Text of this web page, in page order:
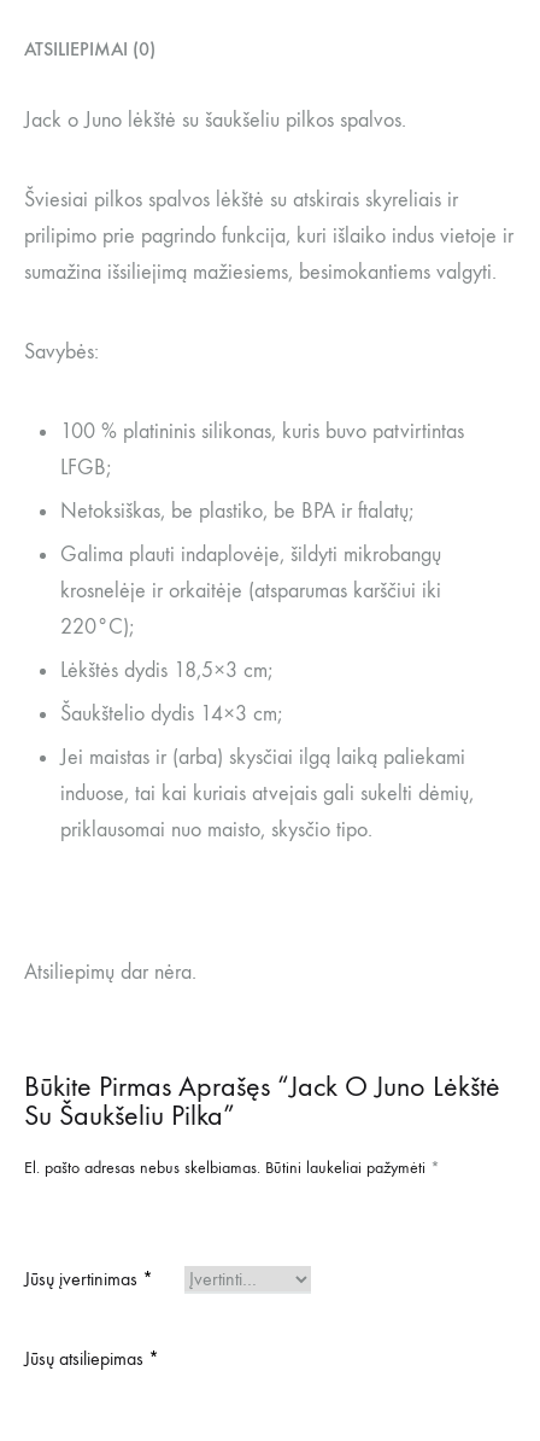
ATSILIEPIMAI (0)
Jack o Juno lėkštė su šaukšeliu pilkos spalvos.
Šviesiai pilkos spalvos lėkštė su atskirais skyreliais ir
prilipimo prie pagrindo funkcija, kuri išlaiko indus vietoje ir
sumažina išsiliejimą mažiesiems, besimokantiems valgyti.
Savybės:
100 % platininis silikonas, kuris buvo patvirtintas
LFGB;
Netoksiškas, be plastiko, be BPA ir ftalatų;
Galima plauti indaplovėje, šildyti mikrobangų
krosnelėje ir orkaitėje (atsparumas karščiui iki
220°C);
Lėkštės dydis 18,5×3 cm;
Šaukštelio dydis 14×3 cm;
Jei maistas ir (arba) skysčiai ilgą laiką paliekami
induose, tai kai kuriais atvejais gali sukelti dėmių,
priklausomai nuo maisto, skysčio tipo.
Atsiliepimų dar nėra.
Būkite Pirmas Aprašęs “Jack O Juno Lėkštė
Su Šaukšeliu Pilka”
El. pašto adresas nebus skelbiamas. Būtini laukeliai pažymėti *
Jūsų įvertinimas *
Jūsų atsiliepimas *